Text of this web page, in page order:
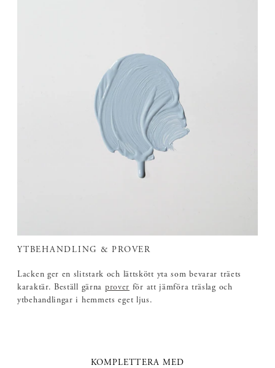
YTBEHANDLING & PROVER
Lacken ger en slitstark och lättskött yta som bevarar träets
karaktär. Beställ gärna prover för att jämföra träslag och
ytbehandlingar i hemmets eget ljus.
KOMPLETTERA MED